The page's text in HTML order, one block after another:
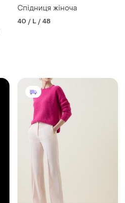
Спідниця жіноча
40 / L / 48